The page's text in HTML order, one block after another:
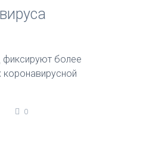
фиксируют более
0